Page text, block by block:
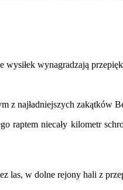
wysiłek wynagradzają
z najładniejszych zakątków
raptem niecały kilometr
las, w dolne rejony hali z